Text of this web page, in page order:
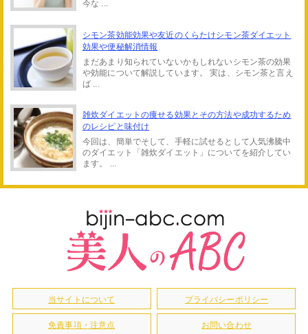
今な ...
シモン茶効能効果や友近のくらたけシモン茶ダイエット
効果や便秘解消情報
まだあまり知られていないかもしれないシモン茶の効果
や効能について解説しています。 実は、シモン茶と言え
ば ...
雑炊ダイエットの痩せる効果とその方法や成功するため
のレシピと味付け
今回は、簡単でそして、手軽に試せるとして人気沸騰中
のダイエット「雑炊ダイエット」についてを紹介してい
ます。 ...
当サイトについて プライバシーポリシー
免責事項・注意点 お問い合わせ